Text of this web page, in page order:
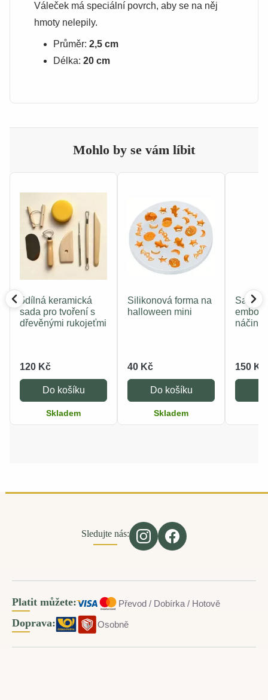
Váleček má speciální povrch, aby se na něj
hmoty nelepily.
Průměr: 2,5 cm
Délka: 20 cm
Mohlo by se vám líbit
5dílná keramická
sada pro tvoření s
dřevěnými rukojeťmi
120 Kč
Do košíku
Skladem
Silikonová forma na
halloween mini
40 Kč
Do košíku
Skladem
Sada
náčiní
150 Kč
Sledujte nás:
Platit můžete: Převod / Dobírka / Hotově
Doprava: Osobně